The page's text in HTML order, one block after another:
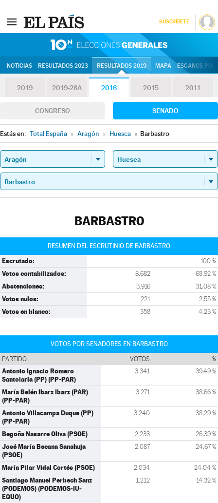
SUSCRÍBETE
NOTICIAS RESULTADOS 2023 RESULTADOS 2019 MAPA ESCAÑOS
2019 2019-28A 2016 2015 2011
CONGRESO SENADO
Estás en: Total España » Aragón » Huesca » Barbastro
BARBASTRO
RESUMEN DEL ESCRUTINIO DE BARBASTRO
Escrutado: 100 %
Votos contabilizados: 8.682 68,92 %
Abstenciones: 3.916 31,08 %
Votos nulos: 221 2,55 %
Votos en blanco: 358 4,23 %
VOTOS POR SENADORES EN BARBASTRO
PARTIDO VOTOS %
Antonio Ignacio Romero
Santolaria (PP) (PP-PAR)
3.341 39,49 %
María Belén Ibarz Ibarz (PAR)
(PP-PAR)
3.271 38,66 %
Antonio Villacampa Duque (PP)
(PP-PAR)
3.240 38,29 %
Begoña Nasarre Oliva (PSOE) 2.233 26,39 %
José María Becana Sanahuja
(PSOE)
2.087 24,67 %
María Pilar Vidal Cortés (PSOE) 2.034 24,04 %
Santiago Manuel Perbech Sanz
(PODEMOS) (PODEMOS-IU-
EQUO)
1.212 14,32 %